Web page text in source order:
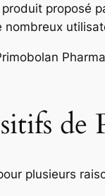
proposé
plusieurs